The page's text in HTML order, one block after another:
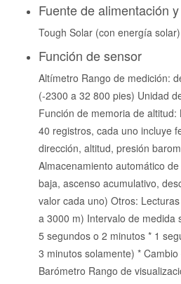
Fuente de alimentación
Tough Solar (con energía solar)
Función de sensor
Altímetro Rango de medición:
(-2300 a 32 800 pies) Unidad
Función de memoria de altitud:
40 registros, cada uno incluye
dirección, altitud, presión
Almacenamiento automático
baja, ascenso acumulativo,
valor cada uno) Otros:
a 3000 m) Intervalo de medida
5 segundos o 2 minutos * 1
3 minutos solamente) *
Barómetro Rango de